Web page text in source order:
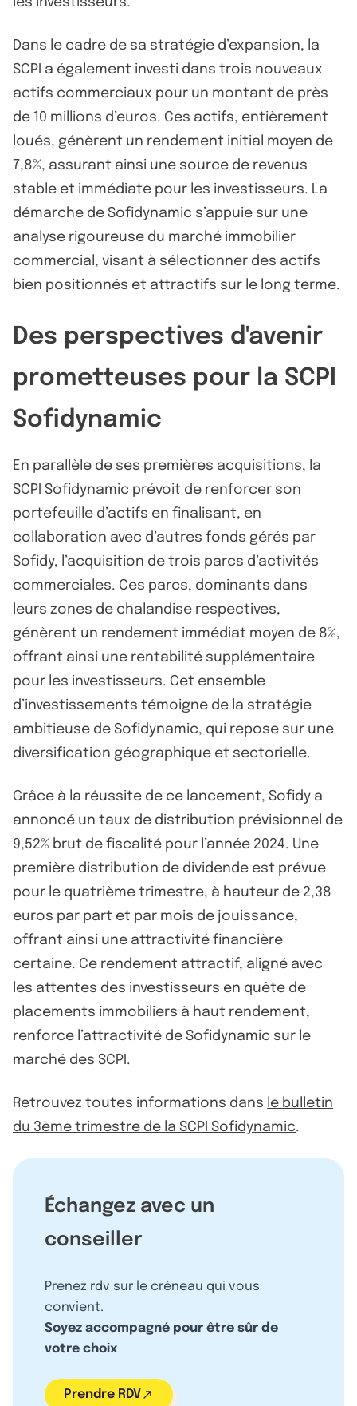
Dans le cadre de sa stratégie d’expansion, la
SCPI a également investi dans trois nouveaux
actifs commerciaux pour un montant de près
de 10 millions d’euros. Ces actifs, entièrement
loués, génèrent un rendement initial moyen de
7,8%, assurant ainsi une source de revenus
stable et immédiate pour les investisseurs. La
démarche de Sofidynamic s’appuie sur une
analyse rigoureuse du marché immobilier
commercial, visant à sélectionner des actifs
bien positionnés et attractifs sur le long terme.
Des perspectives d'avenir
prometteuses pour la SCPI
Sofidynamic
En parallèle de ses premières acquisitions, la
SCPI Sofidynamic prévoit de renforcer son
portefeuille d’actifs en finalisant, en
collaboration avec d’autres fonds gérés par
Sofidy, l’acquisition de trois parcs d’activités
commerciales. Ces parcs, dominants dans
leurs zones de chalandise respectives,
génèrent un rendement immédiat moyen de 8%,
offrant ainsi une rentabilité supplémentaire
pour les investisseurs. Cet ensemble
d’investissements témoigne de la stratégie
ambitieuse de Sofidynamic, qui repose sur une
diversification géographique et sectorielle.
Grâce à la réussite de ce lancement, Sofidy a
annoncé un taux de distribution prévisionnel de
9,52% brut de fiscalité pour l’année 2024. Une
première distribution de dividende est prévue
pour le quatrième trimestre, à hauteur de 2,38
euros par part et par mois de jouissance,
offrant ainsi une attractivité financière
certaine. Ce rendement attractif, aligné avec
les attentes des investisseurs en quête de
placements immobiliers à haut rendement,
renforce l’attractivité de Sofidynamic sur le
marché des SCPI.
Retrouvez toutes informations dans le bulletin
du 3ème trimestre de la SCPI Sofidynamic.
Échangez avec un
conseiller
Prenez rdv sur le créneau qui vous
convient.
Soyez accompagné pour être sûr de
votre choix
Prendre RDV